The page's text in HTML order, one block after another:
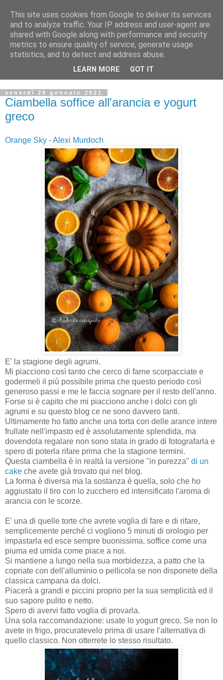
venerdì 29 gennaio 2021
Ciambella soffice all'arancia e yogurt
greco
Orange Sky - Alexi Murdoch
E' la stagione degli agrumi.
Mi piacciono così tanto che cerco di farne scorpacciate e
godermeli il più possibile prima che questo periodo così
generoso passi e me le faccia sognare per il resto dell'anno.
Forse si è capito che mi piacciono anche i dolci con gli
agrumi e su questo blog ce ne sono davvero tanti.
Ultimamente ho fatto anche una torta con delle arance intere
frullate nell'impasto ed è assolutamente splendida, ma
dovendola regalare non sono stata in grado di fotografarla e
spero di poterla rifare prima che la stagione termini.
Questa ciambella è in realtà la versione "in purezza" di un
cake che avete già trovato qui nel blog.
La forma è diversa ma la sostanza è quella, solo che ho
aggiustato il tiro con lo zucchero ed intensificato l'aroma di
arancia con le scorze.
E' una di quelle torte che avrete voglia di fare e di rifare,
semplicemente perché ci vogliono 5 minuti di orologio per
impastarla ed esce sempre buonissima, soffice come una
piuma ed umida come piace a noi.
Si mantiene a lungo nella sua morbidezza, a patto che la
copriate con dell'alluminio o pellicola se non disponete della
classica campana da dolci.
Piacerà a grandi e piccini proprio per la sua semplicità ed il
suo sapore pulito e netto.
Spero di avervi fatto voglia di provarla.
Una sola raccomandazione: usate lo yogurt greco. Se non lo
avete in frigo, procuratevelo prima di usare l'alternativa di
quello classico. Non otterrete lo stesso risultato.
This site uses cookies from Google to deliver its services
and to analyze traffic. Your IP address and user-agent are
shared with Google along with performance and security
metrics to ensure quality of service, generate usage
statistics, and to detect and address abuse.
LEARN MORE GOT IT